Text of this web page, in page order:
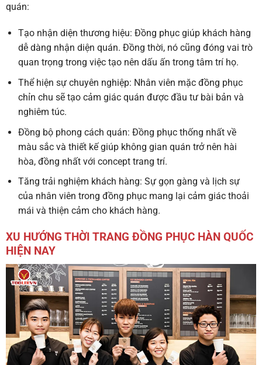
quán:
Tạo nhận diện thương hiệu: Đồng phục giúp khách hàng
dễ dàng nhận diện quán. Đồng thời, nó cũng đóng vai trò
quan trọng trong việc tạo nên dấu ấn trong tâm trí họ.
Thể hiện sự chuyên nghiệp: Nhân viên mặc đồng phục
chỉn chu sẽ tạo cảm giác quán được đầu tư bài bản và
nghiêm túc.
Đồng bộ phong cách quán: Đồng phục thống nhất về
màu sắc và thiết kế giúp không gian quán trở nên hài
hòa, đồng nhất với concept trang trí.
Tăng trải nghiệm khách hàng: Sự gọn gàng và lịch sự
của nhân viên trong đồng phục mang lại cảm giác thoải
mái và thiện cảm cho khách hàng.
XU HƯỚNG THỜI TRANG ĐỒNG PHỤC HÀN QUỐC
HIỆN NAY